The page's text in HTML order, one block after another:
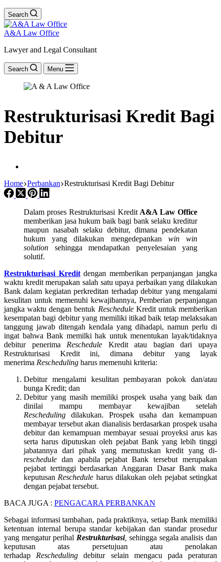
Search
A&A Law Office
Lawyer and Legal Consultant
Search Menu
Restrukturisasi Kredit Bagi
Debitur
Home Perbankan Restrukturisasi Kredit Bagi Debitur
Dalam proses Restrukturisasi KreditA&A Law Office
memberikan jasa hukum baik bagi bank selaku kreditur
maupun nasabah selaku debitur, dimana pendekatan
hukum yang dilakukan mengedepankan win win
solution sehingga mendapatkan penyelesaian yang
solutif.
Restrukturisasi Kreditdengan memberikan perpanjangan jangka
waktu kredit merupakan salah satu upaya perbaikan yang dilakukan
Bank dalam kegiatan perkreditan terhadap debitur yang mengalami
kesulitan untuk memenuhi kewajibannya, Pemberian perpanjangan
jangka waktu dengan bentuk RescheduleKredit untuk memberikan
kesempatan bagi debitur yang memiliki itikad baik tetap melaksakan
tanggung jawab ditengah kendala yang dihadapi, namun perlu di
ingat bahwa Bank memilki hak untuk menentukan layak/tidaknya
debitur penerima Reschedule Kredit atau bagian dari upaya
Restrukturisasi Kredit ini, dimana debitur yang layak
menerima Rescheduling harus memenuhi kriteria:
Debitur mengalami kesulitan pembayaran pokok dan/atau
bunga Kredit; dan
Debitur yang masih memiliki prospek usaha yang baik dan
dinilai mampu membayar kewajiban setelah
Rescheduling dilakukan. Prospek usaha dan kemampuan
membayar tersebut akan dianalisis berdasarkan prospek usaha
debitur dan kemampuan membayar sesuai proyeksi arus kas
serta harus diputuskan oleh pejabat Bank yang lebih tinggi
jabatannya dari pihak yang memutuskan kredit yang di-
reschedule dan apabila pejabat Bank tersebut merupakan
pejabat tertinggi berdasarkan Anggaran Dasar Bank maka
keputusan Reschedule harus dilakukan oleh pejabat setingkat
dengan pejabat tersebut.
BACA JUGA : PENGACARA PERBANKAN
Sebagai informasi tambahan, pada praktiknya, setiap Bank memiliki
ketentuan internal berupa standar kebijakan dan standar prosedur
yang mengatur perihal Restrukturisasi, sehingga segala analisis dan
keputusan atas persetujuan atau penolakan
terhadap Reschedulingdebitur selain mengacu pada peraturan